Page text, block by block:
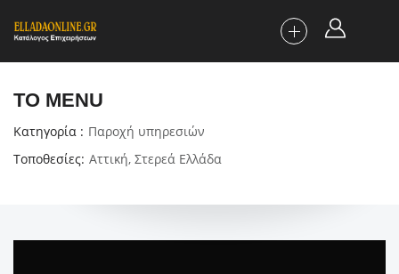
TO MENU
Κατηγορία
Παροχή υπηρεσιών
Τοποθεσίες Αττική, Στερεά Ελλάδα